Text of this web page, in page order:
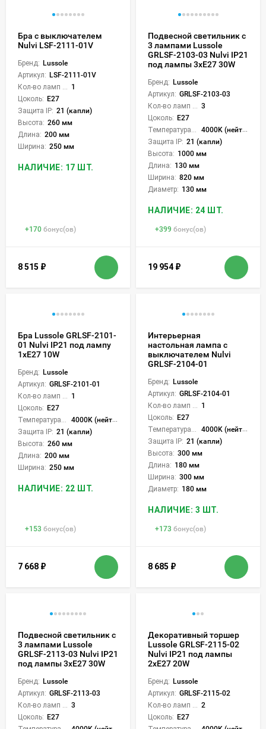
Бра с выключателем
Nulvi LSF-2111-01V
Бренд: Lussole
Артикул: LSF-2111-01V
1
Цоколь: E27
Защита IP: 21 (капли)
Высота: 260 мм
Длина: 200 мм
Ширина: 250 мм
НАЛИЧИЕ: 17 ШТ.
+170 бонус(ов)
8 515 ₽
Подвесной светильник с
3 лампами Lussole
GRLSF-2103-03 Nulvi IP21
под лампы 3xE27 30W
Бренд: Lussole
Артикул: GRLSF-2103-03
3
Цоколь: E27
4000K (нейтральный)
Защита IP: 21 (капли)
Высота: 1000 мм
Длина: 130 мм
Ширина: 820 мм
Диаметр: 130 мм
НАЛИЧИЕ: 24 ШТ.
+399 бонус(ов)
19 954 ₽
Бра Lussole GRLSF-2101-
01 Nulvi IP21 под лампу
1xE27 10W
Бренд: Lussole
Артикул: GRLSF-2101-01
1
Цоколь: E27
4000K (нейтральный)
Защита IP: 21 (капли)
Высота: 260 мм
Длина: 200 мм
Ширина: 250 мм
НАЛИЧИЕ: 22 ШТ.
+153 бонус(ов)
7 668 ₽
Интерьерная
настольная лампа с
выключателем Nulvi
GRLSF-2104-01
Бренд: Lussole
Артикул: GRLSF-2104-01
1
Цоколь: E27
4000K (нейтральный)
Защита IP: 21 (капли)
Высота: 300 мм
Длина: 180 мм
Ширина: 300 мм
Диаметр: 180 мм
НАЛИЧИЕ: 3 ШТ.
+173 бонус(ов)
8 685 ₽
Подвесной светильник с
3 лампами Lussole
GRLSF-2113-03 Nulvi IP21
под лампы 3xE27 30W
Бренд: Lussole
Артикул: GRLSF-2113-03
3
Цоколь: E27
Декоративный торшер
Lussole GRLSF-2115-02
Nulvi IP21 под лампы
2xE27 20W
Бренд: Lussole
Артикул: GRLSF-2115-02
2
Цоколь: E27